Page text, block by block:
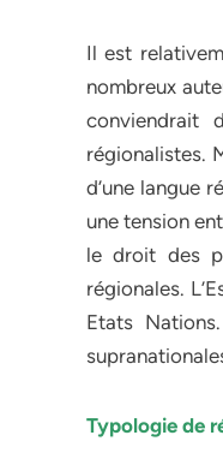
Il est
nombreux
conviendrait
régionalistes.
d’une langue
une tension
le droit des
régionales.
Etats
Typologie de